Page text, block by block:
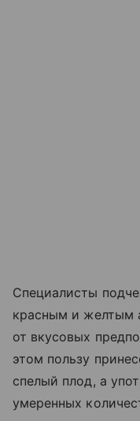
Специалисты
красным и желтым
от вкусовых
этом пользу
спелый плод, а
умеренных